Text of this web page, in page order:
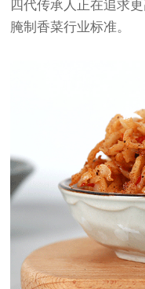
四代传承人正在追求
腌制香菜行业标准。